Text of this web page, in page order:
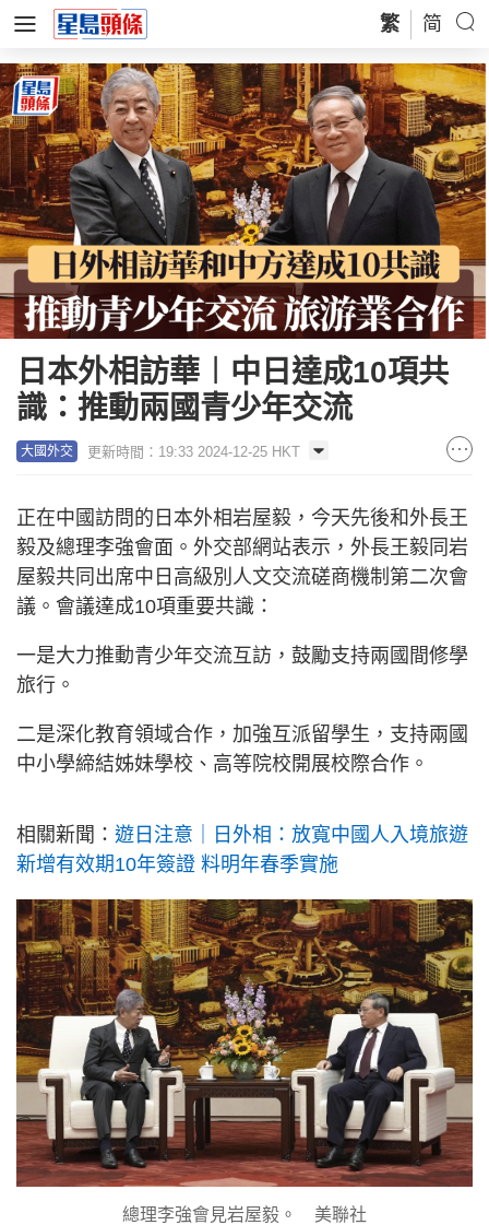
繁 简
日本外相訪華︱中日達成10項共
識：推動兩國青少年交流
大國外交 更新時間：19:33 2024-12-25 HKT
正在中國訪問的日本外相岩屋毅，今天先後和外長王
毅及總理李強會面。外交部網站表示，外長王毅同岩
屋毅共同出席中日高級別人文交流磋商機制第二次會
議。會議達成10項重要共識：
一是大力推動青少年交流互訪，鼓勵支持兩國間修學
旅行。
二是深化教育領域合作，加強互派留學生，支持兩國
中小學締結姊妹學校、高等院校開展校際合作。
相關新聞： 遊日注意｜日外相：放寬中國人入境旅遊
新增有效期10年簽證 料明年春季實施
總理李強會見岩屋毅。 美聯社